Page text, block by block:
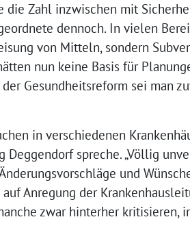
die Zahl inzwischen mit
dennoch. In vielen
von Mitteln, sondern
nun keine Basis für
Gesundheitsreform sei man
in verschiedenen
spreche. „Völlig
und
Anregung der
zwar hinterher kritisieren,